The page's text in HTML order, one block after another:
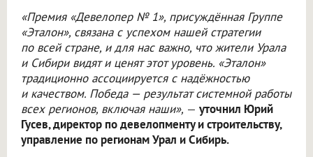
«Премия «Девелопер № 1», присуждённая Группе
«Эталон», связана с успехом нашей стратегии
по всей стране, и для нас важно, что жители Урала
и Сибири видят и ценят этот уровень. «Эталон»
традиционно ассоциируется с надёжностью
и качеством. Победа — результат системной работы
всех регионов, включая наши», — уточнил Юрий
Гусев, директор по девелопменту и строительству,
управление по регионам Урал и Сибирь.